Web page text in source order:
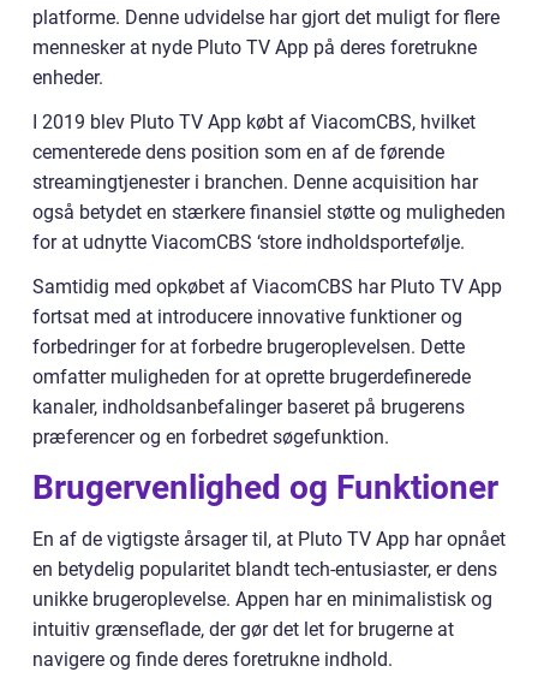
platforme. Denne udvidelse har gjort det muligt for flere
mennesker at nyde Pluto TV App på deres foretrukne
enheder.
I 2019 blev Pluto TV App købt af ViacomCBS, hvilket
cementerede dens position som en af de førende
streamingtjenester i branchen. Denne acquisition har
også betydet en stærkere finansiel støtte og muligheden
for at udnytte ViacomCBS ‘store indholdsportefølje.
Samtidig med opkøbet af ViacomCBS har Pluto TV App
fortsat med at introducere innovative funktioner og
forbedringer for at forbedre brugeroplevelsen. Dette
omfatter muligheden for at oprette brugerdefinerede
kanaler, indholdsanbefalinger baseret på brugerens
præferencer og en forbedret søgefunktion.
Brugervenlighed og Funktioner
En af de vigtigste årsager til, at Pluto TV App har opnået
en betydelig popularitet blandt tech-entusiaster, er dens
unikke brugeroplevelse. Appen har en minimalistisk og
intuitiv grænseflade, der gør det let for brugerne at
navigere og finde deres foretrukne indhold.